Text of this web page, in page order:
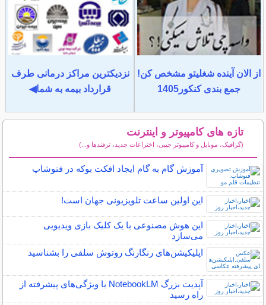
از الان آینده شغلیتو مشخص کن!
جمع بندی کنکور1405
نزدیکترین مراکز درمانی طرف
قرارداد بیمه به شما◀
تازه های کامپیوتر و اینترنت
(گرافیک، موبایل و کامپیوتر جیبی، اختراعات جدید، ترفندها و...)
آموزش گام به گام ایجاد افکت بوکه در فتوشاپ
این اولین ساعت تلویزیونی جهان است!
این هوش مصنوعی با یک کلیک بازی ویدیویی
می‌سازد
اپلیکیشن‌های رنگارنگ روتوش سلفی را بشناسید
آپدیت بزرگ NotebookLM با ویژگی‌های پیشرفته از
راه رسید